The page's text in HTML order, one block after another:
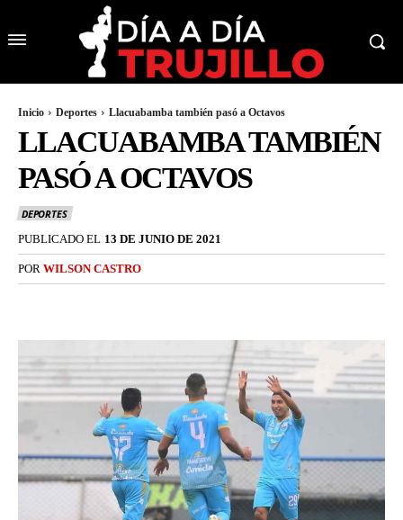
Inicio Deportes Llacuabamba también pasó a Octavos
LLACUABAMBA TAMBIÉN
PASÓ A OCTAVOS
DEPORTES
PUBLICADO EL 13 DE JUNIO DE 2021
POR WILSON CASTRO